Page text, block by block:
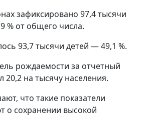
зафиксировано 97,4 тысячи
% от общего числа.
93,7 тысячи детей — 49,1 %.
рождаемости за отчетный
20,2 на тысячу населения.
что такие показатели
о сохранении высокой